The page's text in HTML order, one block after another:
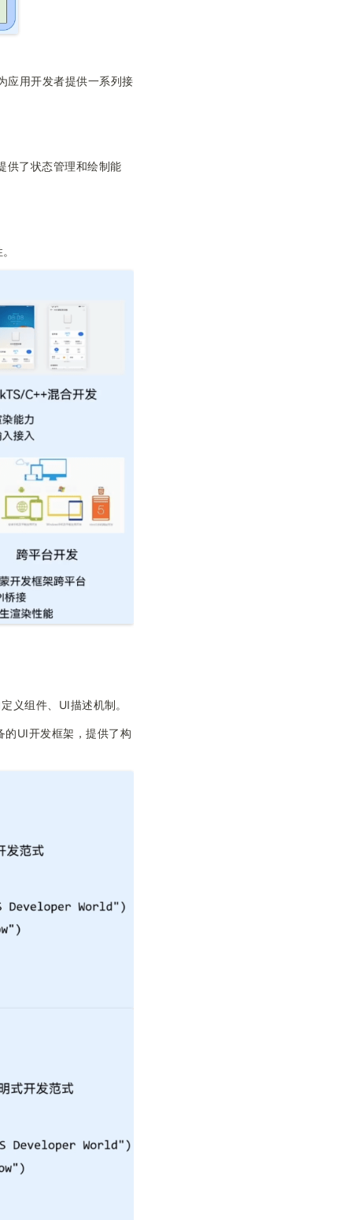
应用开发者提供一系列接
供了状态管理和绘制能
义组件、UI描述机制。
的UI开发框架，提供了构